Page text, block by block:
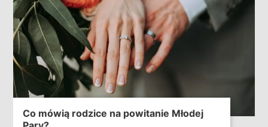
Co mówią rodzice na powitanie Młodej